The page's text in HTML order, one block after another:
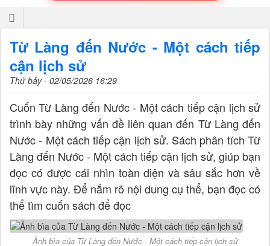
Từ Làng đến Nước - Một cách tiếp
cận lịch sử
Thứ bảy - 02/05/2026 16:29
Cuốn Từ Làng đến Nước - Một cách tiếp cận lịch sử
trình bày những vấn đề liên quan đến Từ Làng đến
Nước - Một cách tiếp cận lịch sử. Sách phân tích Từ
Làng đến Nước - Một cách tiếp cận lịch sử, giúp bạn
đọc có được cái nhìn toàn diện và sâu sắc hơn về
lĩnh vực này. Để nắm rõ nội dung cụ thể, bạn đọc có
thể tìm cuốn sách để đọc
Ảnh bìa của Từ Làng đến Nước - Một cách tiếp cận lịch sử